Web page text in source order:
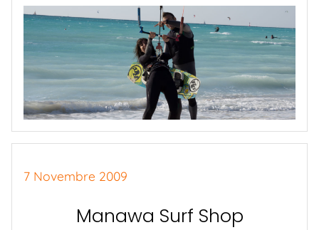
7 Novembre 2009
Manawa Surf Shop